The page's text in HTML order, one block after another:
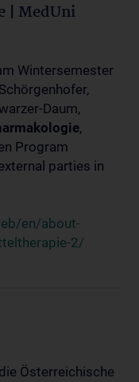
| MedUni
Wintersemester
Daum,
,
Program
parties in
en/about-
2/
Österreichische